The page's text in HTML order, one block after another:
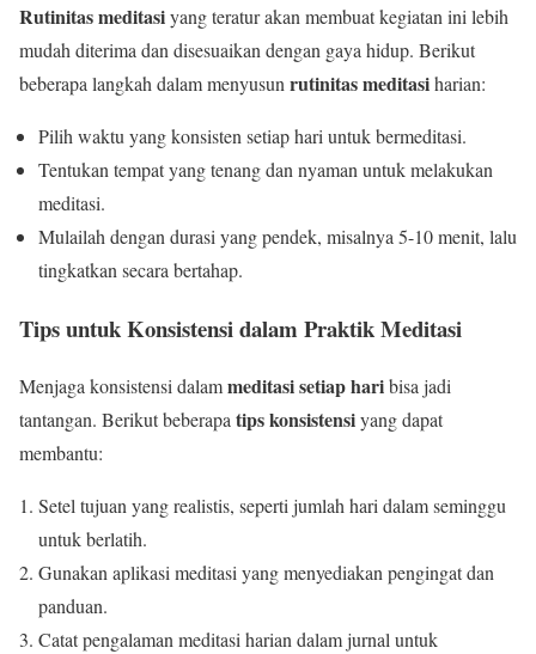
Rutinitas meditasiyang teratur akan membuat kegiatan ini lebih
mudah diterima dan disesuaikan dengan gaya hidup. Berikut
beberapa langkah dalam menyusun rutinitas meditasiharian:
Pilih waktu yang konsisten setiap hari untuk bermeditasi.
Tentukan tempat yang tenang dan nyaman untuk melakukan
meditasi.
Mulailah dengan durasi yang pendek, misalnya 5-10 menit, lalu
tingkatkan secara bertahap.
Tips untuk Konsistensi dalam Praktik Meditasi
Menjaga konsistensi dalammeditasi setiap haribisa jadi
tantangan. Berikut beberapatips konsistensiyang dapat
membantu:
Setel tujuan yang realistis, seperti jumlah hari dalam seminggu
untuk berlatih.
Gunakan aplikasi meditasi yang menyediakan pengingat dan
panduan.
Catat pengalaman meditasi harian dalam jurnal untuk